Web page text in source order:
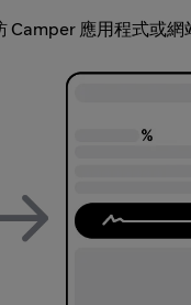
應用程式或